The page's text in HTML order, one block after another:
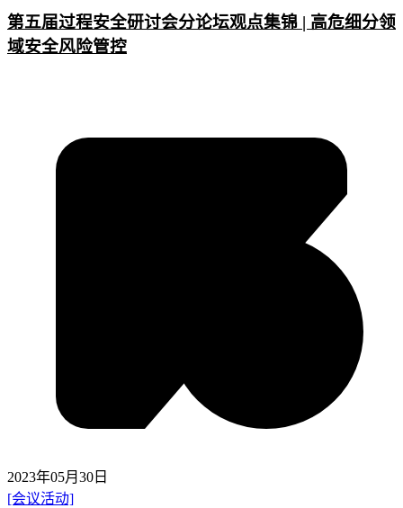
第五届过程安全研讨会分论坛观点集锦 | 高危细分领
域安全风险管控
2023年05月30日
[会议活动]